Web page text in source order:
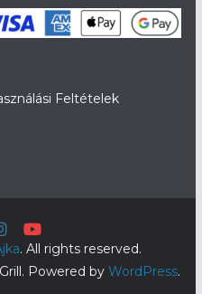
Feltételek
. All rights reserved.
Powered byWordPress.